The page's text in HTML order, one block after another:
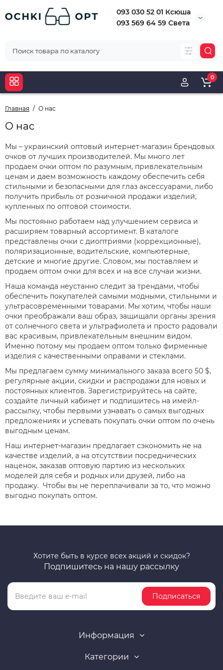
093 030 52 01 Ксюша
093 569 64 59 Света
0
Главная О нас
О нас
Мы – украинский оптовый интернет-магазин брендовых
очков от лучших производителей. Мы много лет
продаем очки оптом по разумным, привлекательным
ценам и даем возможность каждому обеспечить себя
стильными и безопасными для глаз аксессуарами, либо
получить прибыль от розничной продажи изделий,
купленных по оптовой стоимости.
Мы постоянно работаем над улучшением сервиса и
расширяем товарный ассортимент. В каталоге
представлены очки с диоптриями (коррекционные),
поляризационные, водительские, компьютерные,
детские и многие другие. Словом, мы поставляем и
продаем оптом очки для всех и на все случаи жизни.
Наша команда неустанно следит за трендами, чтобы
обеспечить покупателей самыми модными, стильными и
ультрасовременными товарами. Мы хотим, чтобы наши
очки преображали ваш образ, защищали органы зрения
от солнечного света и ультрафиолета и просто радовали
вас красивым, привлекательным внешним видом.
Именно потому мы продаем оптом только фирменные
изделия с качественными оправами и стеклами.
Мы предлагаем сумму минимального заказа всего 50 $,
регулярные акции, скидки и распродажи для новых и
постоянных клиентов. Зарегистрируйтесь на сайте,
создайте личный кабинет и подпишитесь на имейл-
рассылку, чтобы первыми узнавать о самых выгодных
предложениях и успевать покупать очки оптом по очень
выгодным ценам.
Наш интернет-магазин предлагает сэкономить не на
качестве изделий, а на отсутствии посреднических
наценок, заказав оптовую партию из нескольких
моделей для себя и родных или друзей, либо на
продажу. Чтобы вы не переплачивали за то, что можно
выгодно покупать оптом.
Хотите быть в курсе всех акций и скидок?
Подпишитесь на нашу рассылку
Подписаться
Информация
Категории